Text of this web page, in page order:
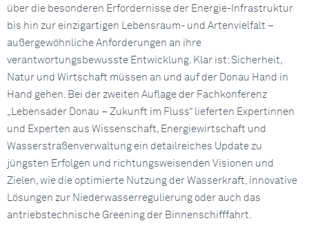
über die besonderen Erfordernisse der Energie-Infrastruktur
bis hin zur einzigartigen Lebensraum- und Artenvielfalt –
außergewöhnliche Anforderungen an ihre
verantwortungsbewusste Entwicklung. Klar ist: Sicherheit,
Natur und Wirtschaft müssen an und auf der Donau Hand in
Hand gehen. Bei der zweiten Auflage der Fachkonferenz
„Lebensader Donau – Zukunft im Fluss“ lieferten Expertinnen
und Experten aus Wissenschaft, Energiewirtschaft und
Wasserstraßenverwaltung ein detailreiches Update zu
jüngsten Erfolgen und richtungsweisenden Visionen und
Zielen, wie die optimierte Nutzung der Wasserkraft, innovative
Lösungen zur Niederwasserregulierung oder auch das
antriebstechnische Greening der Binnenschifffahrt.